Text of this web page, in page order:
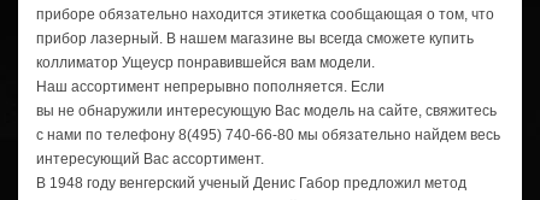
приборе обязательно находится этикетка сообщающая о том, что
прибор лазерный. В нашем магазине вы всегда сможете купить
коллиматор Ущеуср понравившейся вам модели.
Наш ассортимент непрерывно пополняется. Если
вы не обнаружили интересующую Вас модель на сайте, свяжитесь
с нами по телефону 8(495) 740-66-80 мы обязательно найдем весь
интересующий Вас ассортимент.
В 1948 году венгерский ученый Денис Габор предложил метод